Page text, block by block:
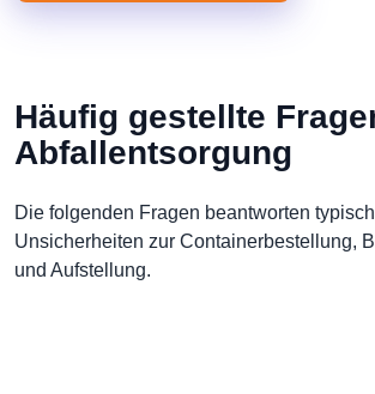
Häufig gestellte
Abfallentsorgung
Die folgenden Fragen beantworten
Unsicherheiten zur Containerbestellung,
und Aufstellung.